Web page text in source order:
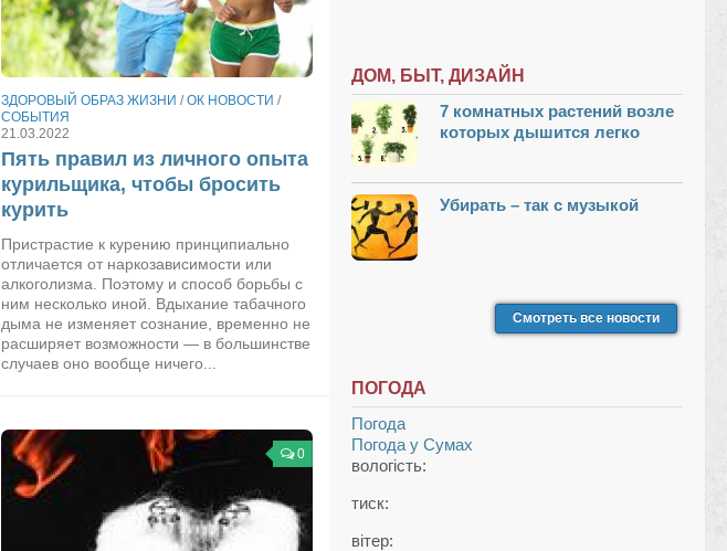
ЗДОРОВЫЙ ОБРАЗ ЖИЗНИ /ОК НОВОСТИ /
СОБЫТИЯ
21.03.2022
Пять правил из личного опыта
курильщика, чтобы бросить
курить
Пристрастие к курению принципиально
отличается от наркозависимости или
алкоголизма. Поэтому и способ борьбы с
ним несколько иной. Вдыхание табачного
дыма не изменяет сознание, временно не
расширяет возможности — в большинстве
случаев оно вообще ничего...
0
ДОМ, БЫТ, ДИЗАЙН
7 комнатных растений возле
которых дышится легко
Убирать – так с музыкой
Смотреть все новости
ПОГОДА
Погода
Погода у Сумах
вологість:
тиск:
вітер: